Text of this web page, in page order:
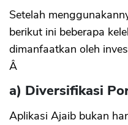
Setelah
berikut ini beberapa
dimanfaatkan oleh
Â
a) Diversifikasi
Aplikasi Ajaib bukan